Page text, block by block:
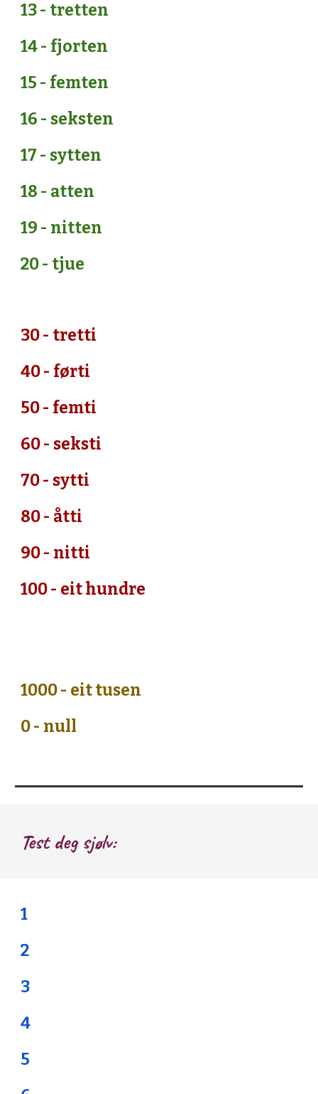
13 - tretten
14 - fjorten
15 - femten
16 - seksten
17 - sytten
18 - atten
19 - nitten
20 - tjue
30 - tretti
40 - førti
50 - femti
60 - seksti
70 - sytti
80 - åtti
90 - nitti
100 - eit hundre
1000 - eit tusen
0 - null
Test deg sjølv:
1
2
3
4
5